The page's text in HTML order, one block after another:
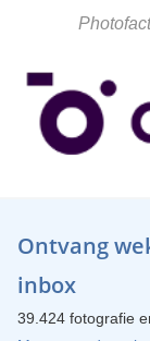
Ontvang
inbox
39.424 fotografie